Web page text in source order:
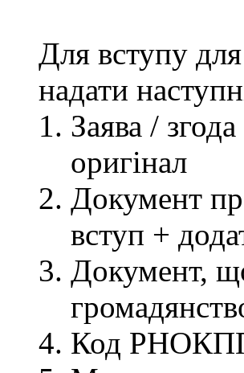
Для вступу
надати
Заява /
оригінал
Документ
вступ +
Документ,
Код